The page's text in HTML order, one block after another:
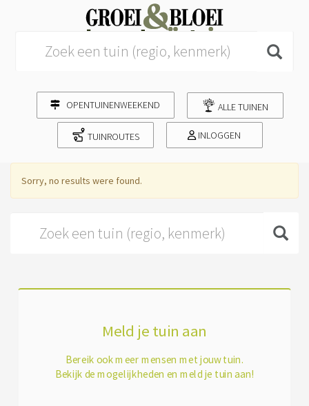
OPENTUINENWEEKEND ALLE TUINEN
TUINROUTES INLOGGEN
Sorry, no results were found.
Meld je tuin aan
Bereik ook meer mensen met jouw tuin.
Bekijk de mogelijkheden en meld je tuin aan!